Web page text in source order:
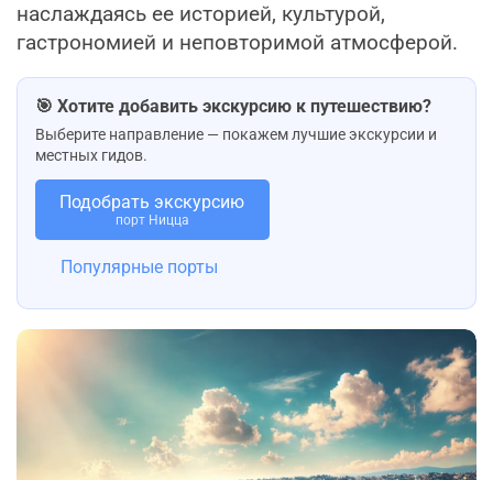
наслаждаясь ее историей, культурой,
гастрономией и неповторимой атмосферой.
🎯 Хотите добавить экскурсию к путешествию?
Выберите направление — покажем лучшие экскурсии и
местных гидов.
Подобрать экскурсию
порт Ницца
Популярные порты